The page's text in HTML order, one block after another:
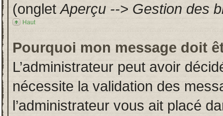
(ongletAperçu --> Gestion des
Haut
Pourquoi mon message doit
L’administrateur peut avoir
nécessite la validation des
l’administrateur vous ait placé